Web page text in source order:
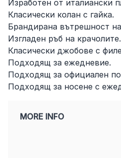
Изработен от италиански
Класически колан с гайка.
Брандирана вътрешност
Изгладен ръб на крачолите.
Класически джобове с
Подходящ за ежедневие.
Подходящ за официален
Подходящ за носене с
MORE INFO